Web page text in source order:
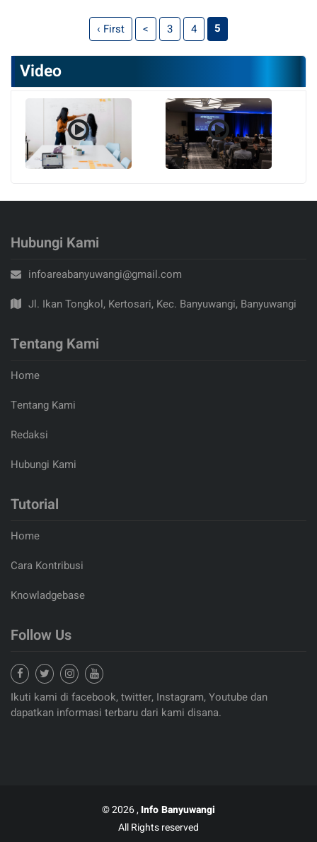
‹ First < 3 4 5
Video
Hubungi Kami
infoareabanyuwangi@gmail.com
Jl. Ikan Tongkol, Kertosari, Kec. Banyuwangi, Banyuwangi
Tentang Kami
Home
Tentang Kami
Redaksi
Hubungi Kami
Tutorial
Home
Cara Kontribusi
Knowladgebase
Follow Us
Ikuti kami di facebook, twitter, Instagram, Youtube dan
dapatkan informasi terbaru dari kami disana.
© 2026 ,Info Banyuwangi
All Rights reserved